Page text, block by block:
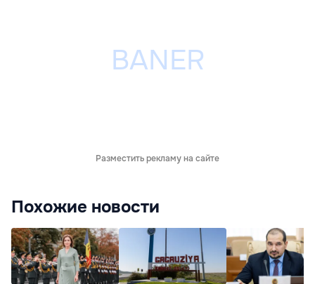
Разместить рекламу на сайте
Похожие новости